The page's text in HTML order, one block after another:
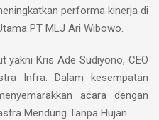
performa kinerja di
PT MLJ Ari Wibowo.
yakni Kris Ade Sudiyono, CEO
Infra. Dalam kesempatan
acara dengan
Mendung Tanpa Hujan.